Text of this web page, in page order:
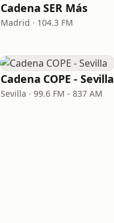
Cadena SER Más
Madrid · 104.3 FM
Cadena COPE - Sevilla
Sevilla · 99.6 FM - 837 AM